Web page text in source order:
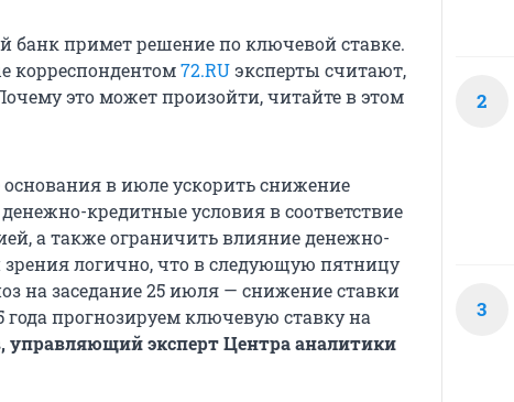
банк примет решение по ключевой ставке.
корреспондентом72.RUэксперты считают,
это может произойти, читайте в этом
в июле ускорить снижение
кредитные условия в соответствие
а также ограничить влияние денежно-
логично, что в следующую пятницу
на заседание 25 июля — снижение ставки
года прогнозируем ключевую ставку на
управляющий эксперт Центра аналитики
2
3